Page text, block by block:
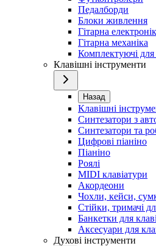
Педалборди
Блоки живлення
Гітарна
Гітарна механіка
Комплектуючі
Клавішні інструменти
Назад
Клавішні
Синтезатори з
Синтезатори та
Цифрові піаніно
Піаніно
Роялі
MIDI клавіатури
Акордеони
Чохли, кейси,
Стійки, тримачі
Банкетки для
Аксесуари для
Духові інструменти